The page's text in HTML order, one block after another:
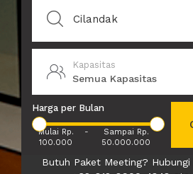
Kapasitas
Semua Kapasitas
Harga per Bulan
Mulai Rp.
100.000
-
Sampai Rp.
50.000.000
Butuh Paket Meeting? Hubungi